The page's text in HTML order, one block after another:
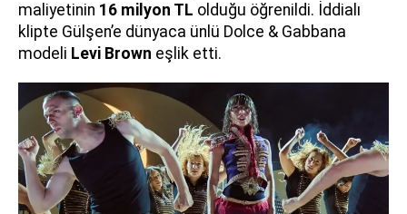
maliyetinin 16 milyon TL olduğu öğrenildi. İddialı
klipte Gülşen’e dünyaca ünlü Dolce & Gabbana
modeli Levi Brown eşlik etti.